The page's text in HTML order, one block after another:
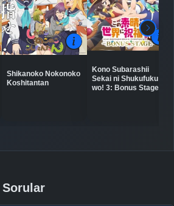
Shikanoko Nokonoko
Koshitantan
Kono Subarashii
Sekai ni Shukufuku
wo! 3: Bonus Stage
Sorular